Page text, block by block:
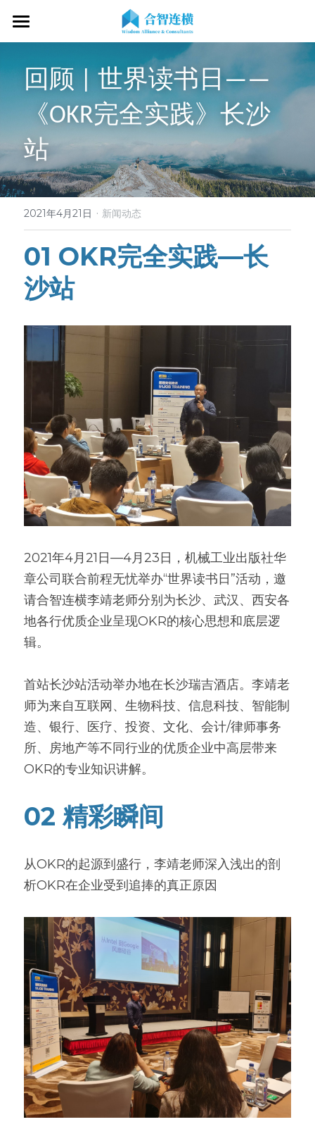
首页
关于我们
关于我们
战略伙伴
客户见证
专业服务
OKR服务体系
OKR系统落地陪跑
OKR战略解码
OKR工作坊/定制培训
OKR教练认证/训战
高质量复盘
OKR教练认证
了解COC
OKR证书查询
学习资源
专家视频
专业书籍
在线课程
新闻动态
搜索
现在预约
回顾 | 世界读书日——
《OKR完全实践》长沙
站
2021年4月21日 · 新闻动态
01 OKR完全实践—长
沙站
2021年4月21日—4月23日，机械工业出版社华
章公司联合前程无忧举办“世界读书日”活动，邀
请合智连横李靖老师分别为长沙、武汉、西安各
地各行优质企业呈现OKR的核心思想和底层逻
辑。
首站长沙站活动举办地在长沙瑞吉酒店。李靖老
师为来自互联网、生物科技、信息科技、智能制
造、银行、医疗、投资、文化、会计/律师事务
所、房地产等不同行业的优质企业中高层带来
OKR的专业知识讲解。
02 精彩瞬间
从OKR的起源到盛行，李靖老师深入浅出的剖
析OKR在企业受到追捧的真正原因